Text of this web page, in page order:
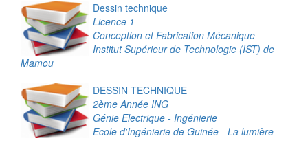
Dessin technique
Licence 1
Conception et Fabrication Mécanique
Institut Supérieur de Technologie (IST) de
Mamou
DESSIN TECHNIQUE
2ème Année ING
Génie Electrique - Ingénierie
Ecole d'Ingénierie de Guinée - La lumière